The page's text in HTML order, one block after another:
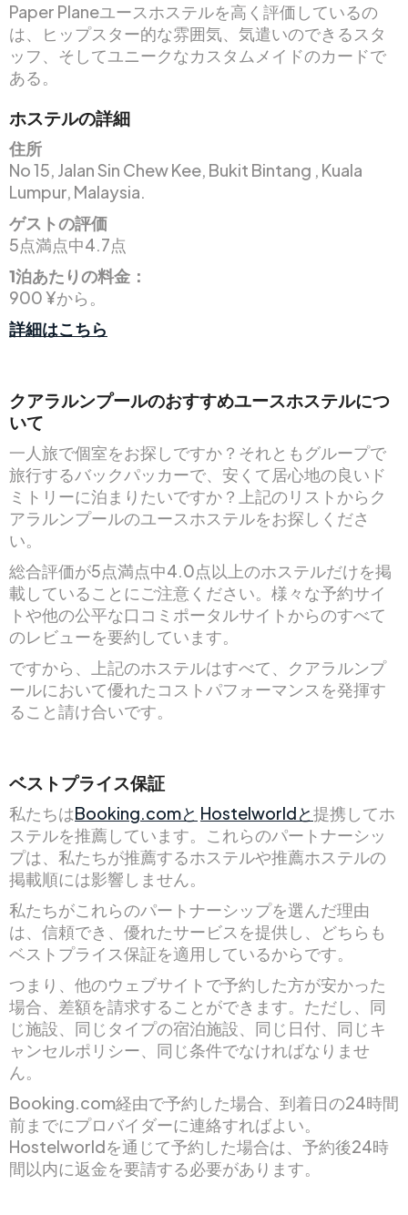
Paper Planeユースホステルを高く評価しているの
は、ヒップスター的な雰囲気、気遣いのできるスタ
ッフ、そしてユニークなカスタムメイドのカードで
ある。
ホステルの詳細
住所
No 15, Jalan Sin Chew Kee, Bukit Bintang , Kuala
Lumpur, Malaysia.
ゲストの評価
5点満点中4.7点
1泊あたりの料金：
900 ¥から。
詳細はこちら
クアラルンプールのおすすめユースホステルにつ
いて
一人旅で個室をお探しですか？それともグループで
旅行するバックパッカーで、安くて居心地の良いド
ミトリーに泊まりたいですか？上記のリストからク
アラルンプールのユースホステルをお探しくださ
い。
総合評価が5点満点中4.0点以上のホステルだけを掲
載していることにご注意ください。様々な予約サイ
トや他の公平な口コミポータルサイトからのすべて
のレビューを要約しています。
ですから、上記のホステルはすべて、クアラルンプ
ールにおいて優れたコストパフォーマンスを発揮す
ること請け合いです。
ベストプライス保証
私たちはBooking.comと Hostelworldと提携してホ
ステルを推薦しています。これらのパートナーシッ
プは、私たちが推薦するホステルや推薦ホステルの
掲載順には影響しません。
私たちがこれらのパートナーシップを選んだ理由
は、信頼でき、優れたサービスを提供し、どちらも
ベストプライス保証を適用しているからです。
つまり、他のウェブサイトで予約した方が安かった
場合、差額を請求することができます。ただし、同
じ施設、同じタイプの宿泊施設、同じ日付、同じキ
ャンセルポリシー、同じ条件でなければなりませ
ん。
Booking.com経由で予約した場合、到着日の24時間
前までにプロバイダーに連絡すればよい。
Hostelworldを通じて予約した場合は、予約後24時
間以内に返金を要請する必要があります。